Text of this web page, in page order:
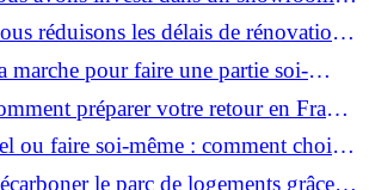
cela apporte aux clients
réduisons les délais de rénovation à
de 6?
marche pour faire une partie soi-
confier le reste ?
préparer votre retour en France
bien à distance ?
ou faire soi-même : comment choisir
?
le parc de logements grâce à